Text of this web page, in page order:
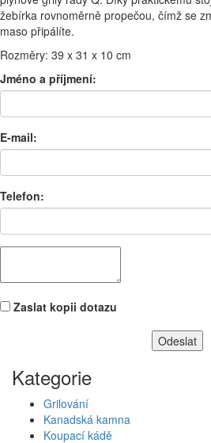
žebírka rovnoměrně propečou, čímž se
maso připálíte.
Rozměry: 39 x 31 x 10 cm
Jméno a příjmení:
E-mail:
Telefon:
Zaslat kopii dotazu
Kategorie
Grilování
Kanadská kamna
Koupací kádě